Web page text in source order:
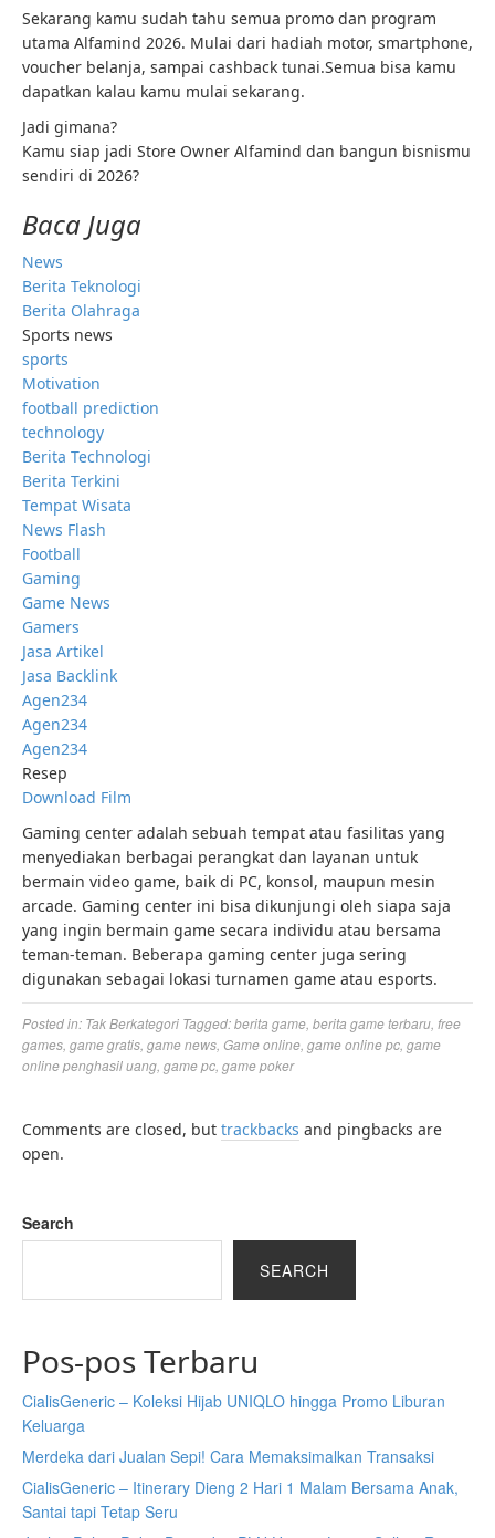
Sekarang kamu sudah tahu semua promo dan program
utama Alfamind 2026. Mulai dari hadiah motor, smartphone,
voucher belanja, sampai cashback tunai.Semua bisa kamu
dapatkan kalau kamu mulai sekarang.
Jadi gimana?
Kamu siap jadi Store Owner Alfamind dan bangun bisnismu
sendiri di 2026?
Baca Juga
News
Berita Teknologi
Berita Olahraga
Sports news
sports
Motivation
football prediction
technology
Berita Technologi
Berita Terkini
Tempat Wisata
News Flash
Football
Gaming
Game News
Gamers
Jasa Artikel
Jasa Backlink
Agen234
Agen234
Agen234
Resep
Download Film
Gaming center adalah sebuah tempat atau fasilitas yang
menyediakan berbagai perangkat dan layanan untuk
bermain video game, baik di PC, konsol, maupun mesin
arcade. Gaming center ini bisa dikunjungi oleh siapa saja
yang ingin bermain game secara individu atau bersama
teman-teman. Beberapa gaming center juga sering
digunakan sebagai lokasi turnamen game atau esports.
Posted in: Tak Berkategori Tagged:berita game berita game terbaru free
games game gratis game news Game online game online pc game
online penghasil uang game pc game poker
Comments are closed, but trackbacks and pingbacks are
open.
Search
SEARCH
Pos-pos Terbaru
CialisGeneric – Koleksi Hijab UNIQLO hingga Promo Liburan
Keluarga
Merdeka dari Jualan Sepi! Cara Memaksimalkan Transaksi
CialisGeneric – Itinerary Dieng 2 Hari 1 Malam Bersama Anak,
Santai tapi Tetap Seru